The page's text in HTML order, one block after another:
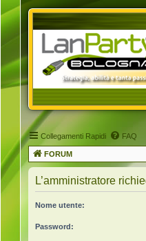
Collegamenti Rapidi FAQ
FORUM
L’amministratore
Nome utente:
Password: